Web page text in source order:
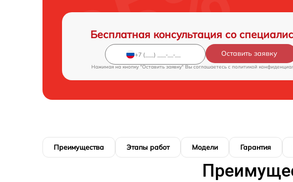
Бесплатная консультация со
Оставить заявку
Нажимая на кнопку "Оставить заявку" Вы соглашаетесь c политикой
Преимущества Этапы работ Модели Гарантия